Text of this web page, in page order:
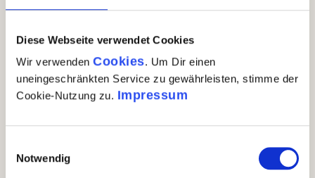
Diese Webseite verwendet Cookies
Wir verwenden Cookies. Um Dir einen
uneingeschränkten Service zu gewährleisten, stimme der
Cookie-Nutzung zu. Impressum
Notwendig
Durchschnittliche Bewertung von 5 von 5 Sternen
€ 16,90
Gianduia Haselnusscreme aus 50% Piemont
In den Warenkorb